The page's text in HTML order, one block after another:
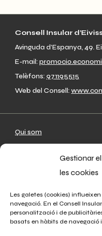
Gestionar
les cookies
Les galetes (cookies)
navegació. En el Consell
personalització i de
basats en hàbits de
Consell Insular
Avinguda d’Espanya, 49.
E-mail:
Telèfons: 971195515
Web del Consell:
Qui som
Agenda
Notícies
Contacte